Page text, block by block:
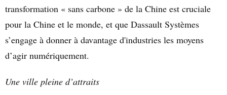
transformation « sans carbone » de la Chine est cruciale
pour la Chine et le monde, et que Dassault Systèmes
s’engage à donner à davantage d'industries les moyens
d’agir numériquement.
Une ville pleine d’attraits